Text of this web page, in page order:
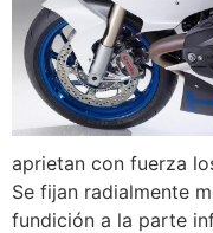
aprietan con fuerza
Se fijan radialmente
fundición a la parte